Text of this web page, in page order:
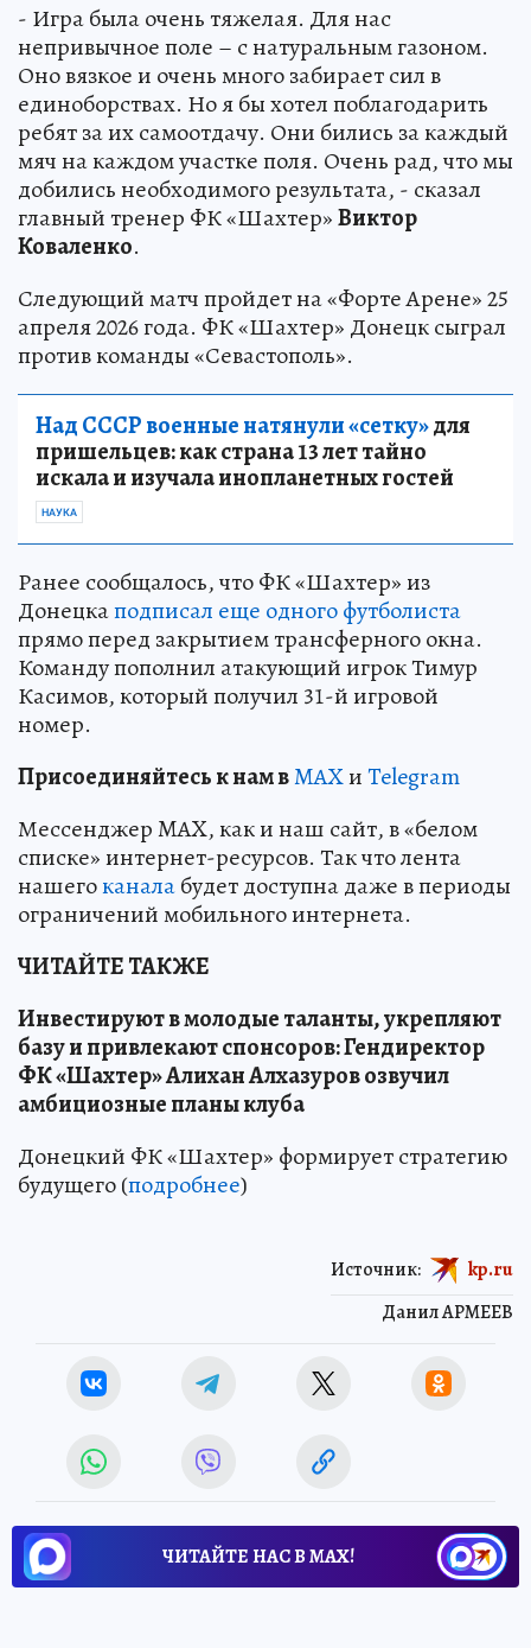
- Игра была очень тяжелая. Для нас
непривычное поле – с натуральным газоном.
Оно вязкое и очень много забирает сил в
единоборствах. Но я бы хотел поблагодарить
ребят за их самоотдачу. Они бились за каждый
мяч на каждом участке поля. Очень рад, что мы
добились необходимого результата, - сказал
главный тренер ФК «Шахтер»Виктор
Коваленко.
Следующий матч пройдет на «Форте Арене» 25
апреля 2026 года. ФК «Шахтер» Донецк сыграл
против команды «Севастополь».
Над СССР военные натянули «сетку»для
пришельцев: как страна 13 лет тайно
искала и изучала инопланетных гостей
НАУКА
Ранее сообщалось, что ФК «Шахтер» из
Донецкаподписал еще одного футболиста
прямо перед закрытием трансферного окна.
Команду пополнил атакующий игрок Тимур
Касимов, который получил 31-й игровой
номер.
Присоединяйтесь к нам вMAXиTelegram
Мессенджер MAX, как и наш сайт, в «белом
списке» интернет-ресурсов. Так что лента
нашегоканалабудет доступна даже в периоды
ограничений мобильного интернета.
ЧИТАЙТЕ ТАКЖЕ
Инвестируют в молодые таланты, укрепляют
базу и привлекают спонсоров: Гендиректор
ФК «Шахтер» Алихан Алхазуров озвучил
амбициозные планы клуба
Донецкий ФК «Шахтер» формирует стратегию
будущего (подробнее)
Данил АРМЕЕВ
Источник: kp.ru
ЧИТАЙТЕ НАС В МАХ!